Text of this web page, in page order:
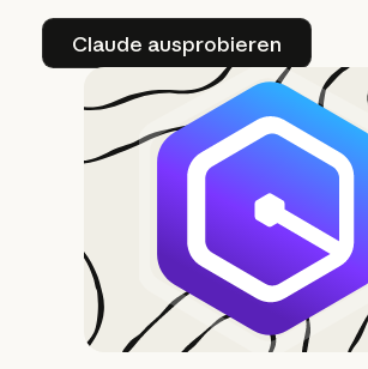
Claude ausprobieren
Claude ausprobieren